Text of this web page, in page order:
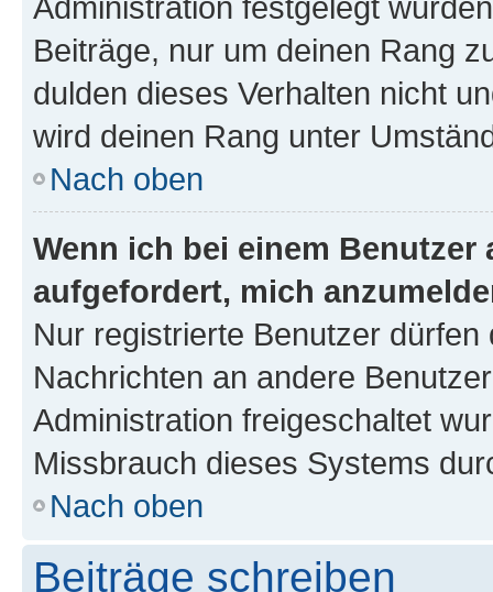
Beiträge, nur um deinen Rang
dulden dieses Verhalten nicht
wird deinen Rang unter
Nach oben
Wenn ich bei einem
aufgefordert, mich
Nur registrierte Benutzer
Nachrichten an andere
Administration freigeschaltet
Missbrauch dieses Systems
Nach oben
Beiträge schreiben